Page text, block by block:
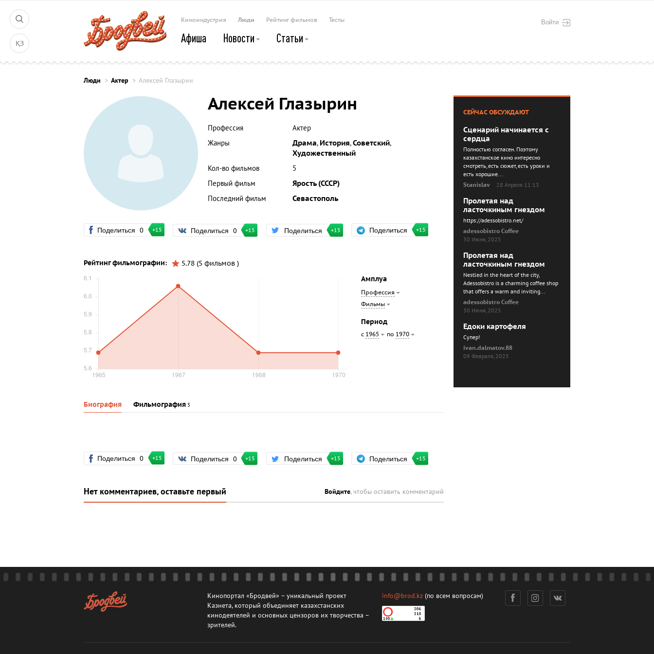
ҚЗ
Войти
Киноиндустрия Люди Рейтинг фильмов Тесты
Афиша Новости Статьи
Люди Актер Алексей Глазырин
Алексей Глазырин
Профессия
Актер
Жанры
Драма, История,Советский,
Художественный
Кол-во фильмов
5
Первый фильм
Ярость (СССР)
Последний фильм
Севастополь
Поделиться 0 +15 Поделиться 0 +15 Поделиться +15 Поделиться +15
Рейтинг фильмографии:
5.78 (5 фильмов )
Амплуа
Профессия
Фильмы
Период
с 1965 по 1970
Биография Фильмография 5
Поделиться 0 +15 Поделиться 0 +15 Поделиться +15 Поделиться +15
Нет комментариев, оставьте первый Войдите, чтобы оставить комментарий
СЕЙЧАС ОБСУЖДАЮТ
Сценарий начинается с
сердца
Полностью согласен. Поэтому
казахстанское кино интересно
смотреть, есть сюжет, есть уроки и
есть хорошие...
Stanislav
28 Апреля 11:13
Пролетая над
ласточкиным гнездом
https://adessobistro.net/
adessobistro Coffee
30 Июня, 2025
Пролетая над
ласточкиным гнездом
Nestled in the heart of the city,
Adessobistro is a charming coffee shop
that offers a warm and inviting...
adessobistro Coffee
30 Июня, 2025
Едоки картофеля
Cупер!
ivan.dalmatov.88
09 Февраля, 2025
Кинопортал «Бродвей» – уникальный проект
Казнета, который объединяет казахстанских
кинодеятелей и основных цензоров их творчества –
зрителей.
info@brod.kz (по всем вопросам)